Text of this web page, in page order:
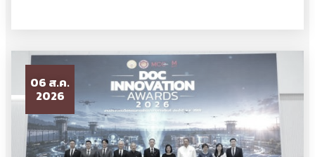
06 ส.ค.
2026